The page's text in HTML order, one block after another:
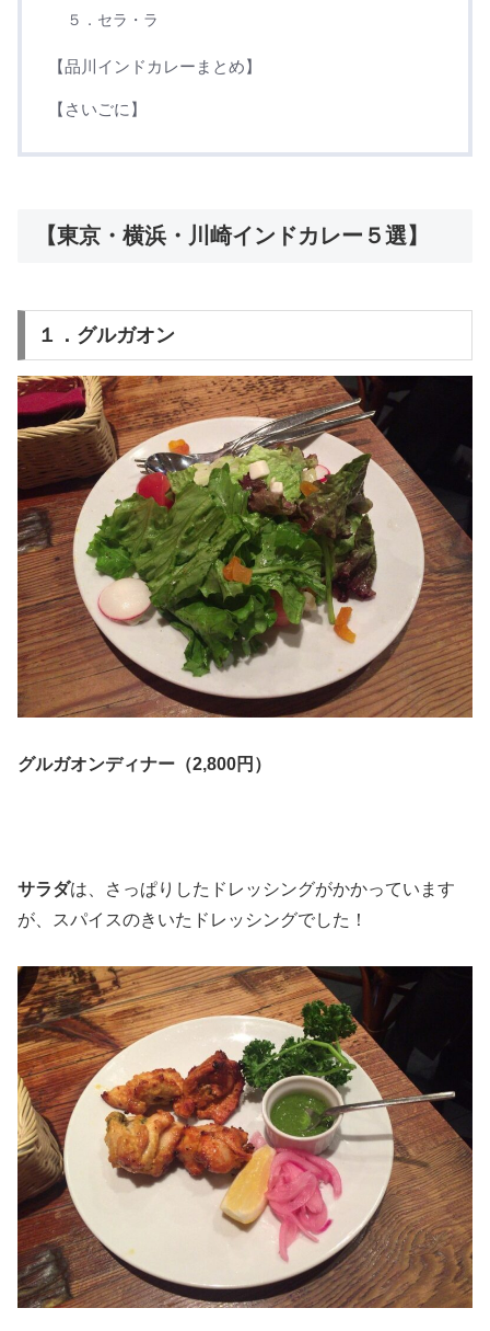
５．セラ・ラ
【品川インドカレーまとめ】
【さいごに】
【東京・横浜・川崎インドカレー５選】
１．グルガオン
グルガオンディナー（2,800円）
サラダは、さっぱりしたドレッシングがかかっています
が、スパイスのきいたドレッシングでした！